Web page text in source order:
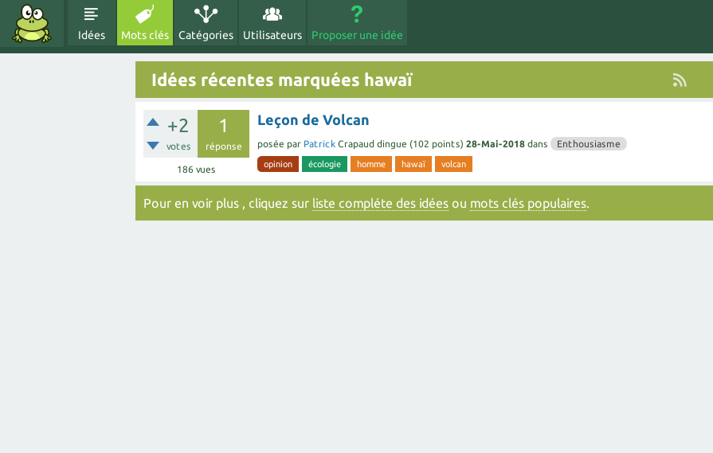
Idées Mots clés Catégories Utilisateurs Proposer une idée
Idées récentes marquées hawaï
+2
votes
1
réponse
186 vues
Leçon de Volcan
posée par Patrick Crapaud dingue (102 points) 28-Mai-2018 dans Enthousiasme
opinion écologie homme hawaï volcan
Pour en voir plus , cliquez sur liste compléte des idées ou mots clés populaires.